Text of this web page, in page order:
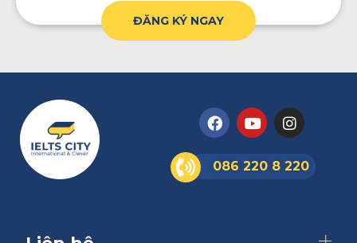
ĐĂNG KÝ NGAY
086 220 8 220